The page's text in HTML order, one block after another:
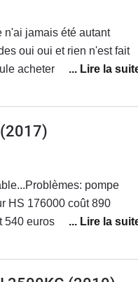
n'ai jamais été autant
n'est fait
acheter neuf de 3 mois
capot moteur mal fixé
dur inconduisible,
doux.Véhicule ne justifie
de marque différentes
déçu je veux
pas les problèmes de
mécontent de Mercedes il
pompe
HS 176000 coût 890
540 euros.Actuellement